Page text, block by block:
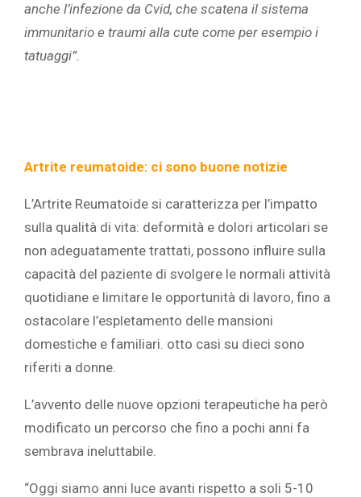
anche l’infezione da Cvid, che scatena il sistema
immunitario e traumi alla cute come per esempio i
tatuaggi”.
Artrite reumatoide: ci sono buone notizie
L’Artrite Reumatoide si caratterizza per l’impatto
sulla qualità di vita: deformità e dolori articolari se
non adeguatamente trattati, possono influire sulla
capacità del paziente di svolgere le normali attività
quotidiane e limitare le opportunità di lavoro, fino a
ostacolare l’espletamento delle mansioni
domestiche e familiari. otto casi su dieci sono
riferiti a donne.
L’avvento delle nuove opzioni terapeutiche ha però
modificato un percorso che fino a pochi anni fa
sembrava ineluttabile.
“Oggi siamo anni luce avanti rispetto a soli 5-10